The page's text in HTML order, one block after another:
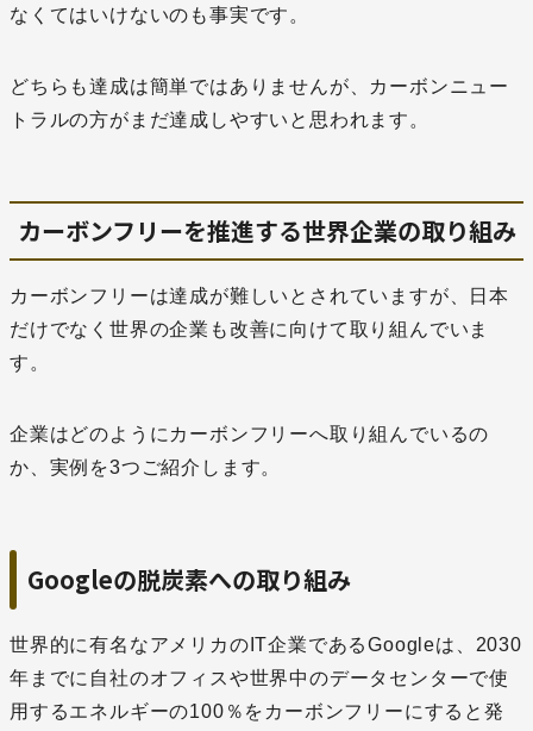
なくてはいけないのも事実です。
どちらも達成は簡単ではありませんが、カーボンニュー
トラルの方がまだ達成しやすいと思われます。
カーボンフリーを推進する世界企業の取り組み
カーボンフリーは達成が難しいとされていますが、日本
だけでなく世界の企業も改善に向けて取り組んでいま
す。
企業はどのようにカーボンフリーへ取り組んでいるの
か、実例を3つご紹介します。
Googleの脱炭素への取り組み
世界的に有名なアメリカのIT企業であるGoogleは、2030
年までに自社のオフィスや世界中のデータセンターで使
用するエネルギーの100％をカーボンフリーにすると発